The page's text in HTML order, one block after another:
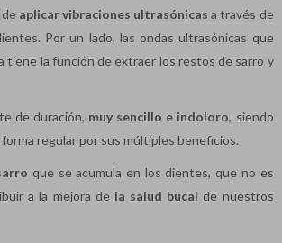
aplicar vibraciones ultrasónicas a través de
Por un lado, las ondas ultrasónicas que
tiene la función de extraer los restos de sarro y
de duración, muy sencillo e indoloro, siendo
regular por sus múltiples beneficios.
que se acumula en los dientes, que no es
a la mejora de la salud bucal de nuestros